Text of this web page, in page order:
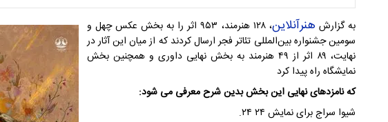
به گزارش هنرآنلاین
، ۱۲۸ هنرمند، ۹۵۳ اثر را به بخش عکس چهل و
سومین جشنواره بین‌المللی تئاتر فجر ارسال کردند که از میان این آثار در
نهایت، ۸۹ اثر از ۴۹ هنرمند به بخش نهایی داوری و همچنین بخش
نمایشگاه راه پیدا کرد
که نامزدهای نهایی این بخش بدین شرح معرفی می شود:
شیوا سراج برای نمایش ۲۴ ۲۴.